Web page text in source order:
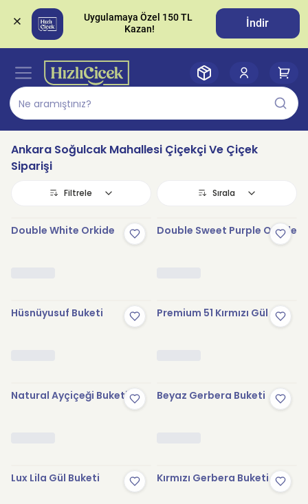
Uygulamaya Özel 150 TL
İndir
Ankara Soğulcak Mahallesi Çiçekçi Ve Çiçek
Siparişi
Filtrele Sırala
Double White Orkide Double Sweet Purple Orkide
Hüsnüyusuf Buketi Premium 51 Kırmızı Gül
Natural Ayçiçeği Buketi Beyaz Gerbera Buketi
Lux Lila Gül Buketi Kırmızı Gerbera Buketi